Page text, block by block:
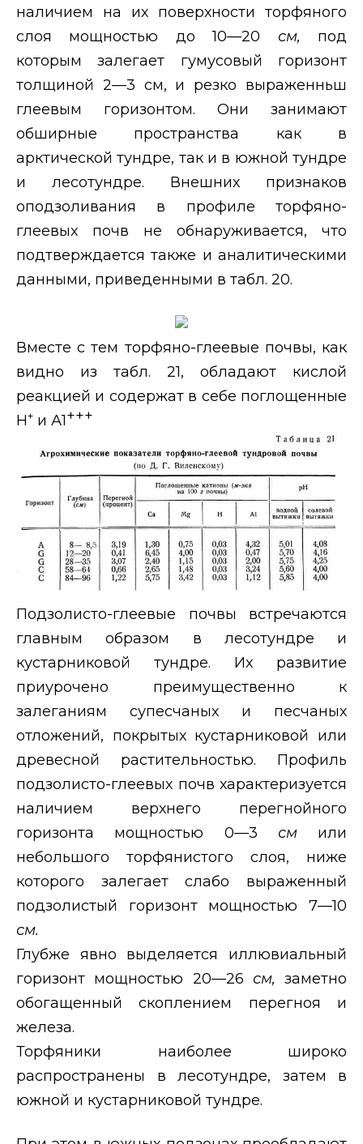
наличием на их поверхности торфяного
слоя мощностью до 10—20 см, под
которым залегает гумусовый горизонт
толщиной 2—3 см, и резко выраженньш
глеевым горизонтом. Они занимают
обширные пространства как в
арктической тундре, так и в южной тундре
и лесотундре. Внешних признаков
оподзоливания в профиле торфяно-
глеевых почв не обнаруживается, что
подтверждается также и аналитическими
данными, приведенными в табл. 20.
Вместе с тем торфяно-глеевые почвы, как
видно из табл. 21, обладают кислой
реакцией и содержат в себе поглощенные
Н+ и А1+++
Подзолисто-глеевые почвы встречаются
главным образом в лесотундре и
кустарниковой тундре. Их развитие
приурочено преимущественно к
залеганиям супесчаных и песчаных
отложений, покрытых кустарниковой или
древесной растительностью. Профиль
подзолисто-глеевых почв характеризуется
наличием верхнего перегнойного
горизонта мощностью 0—3 см или
небольшого торфянистого слоя, ниже
которого залегает слабо выраженный
подзолистый горизонт мощностью 7—10
см.
Глубже явно выделяется иллювиальный
горизонт мощностью 20—26 см, заметно
обогащенный скоплением перегноя и
железа.
Торфяники наиболее широко
распространены в лесотундре, затем в
южной и кустарниковой тундре.